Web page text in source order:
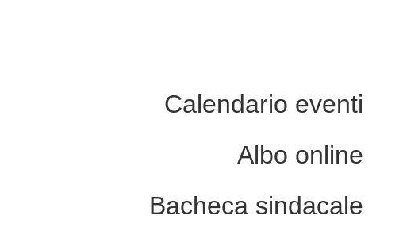
Calendario eventi
Albo online
Bacheca sindacale